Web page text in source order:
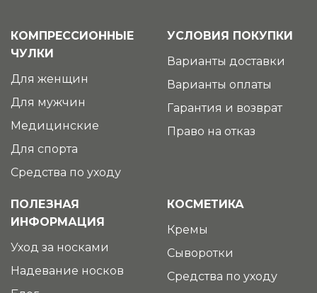
КОМПРЕССИОННЫЕ
ЧУЛКИ
Для женщин
Для мужчин
Медицинские
Для спорта
Средства по уходу
УСЛОВИЯ ПОКУПКИ
Варианты доставки
Варианты оплаты
Гарантия и возврат
Право на отказ
ПОЛЕЗНАЯ
ИНФОРМАЦИЯ
Уход за носками
Надевание носков
КОСМЕТИКА
Кремы
Сыворотки
Средства по уходу